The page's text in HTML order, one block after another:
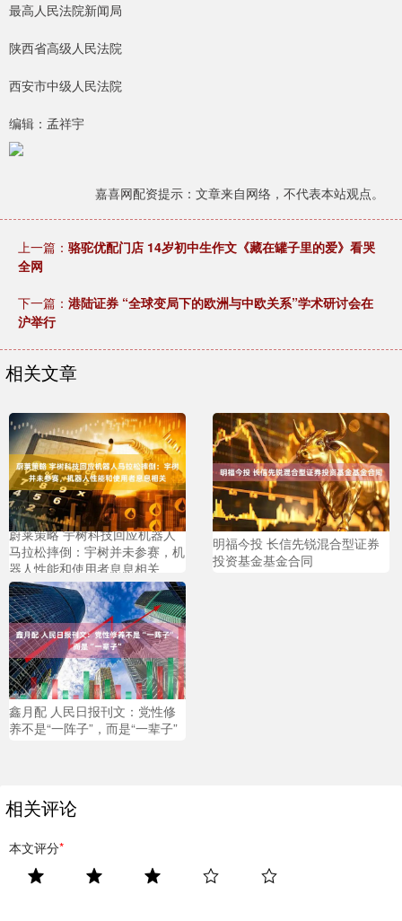
最高人民法院新闻局
陕西省高级人民法院
西安市中级人民法院
编辑：孟祥宇
嘉喜网配资提示：文章来自网络，不代表本站观点。
上一篇： 骆驼优配门店 14岁初中生作文《藏在罐子里的爱》看哭
全网
下一篇： 港陆证券 “全球变局下的欧洲与中欧关系”学术研讨会在
沪举行
相关文章
蔚莱策略 宇树科技回应机器人
马拉松摔倒：宇树并未参赛，机
器人性能和使用者息息相关
明福今投 长信先锐混合型证券
投资基金基金合同
鑫月配 人民日报刊文：党性修
养不是“一阵子”，而是“一辈子”
相关评论
本文评分*